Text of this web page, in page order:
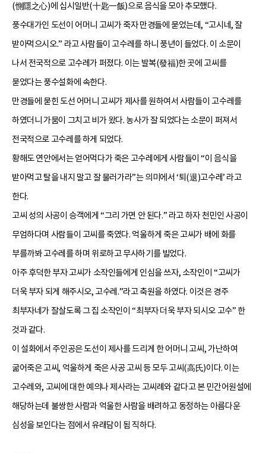
(惻隱之心)에 십시일반(十匙一飯)으로 음식을 모아 추모했다.
풍수대가인 도선이 어머니 고씨가 죽자 만경들에 묻었는데, “고시네, 잘
받아먹으시오.” 라고 사람들이 고수레를 하니 풍년이 들었다. 이 소문이
나서 전국적으로 고수레가 퍼졌다. 이는 발복(發福)한 곳에 고씨를
묻었다는 풍수설화에 속한다.
만경들에 묻힌 도선 어머니 고씨가 제사를 원하여서 사람들이 고수레를
하였더니 가뭄이 그치고 비가 왔다. 농사가 잘 되었다는 소문이 퍼져서
전국적으로 고수레를 하게 되었다.
황해도 연안에서는 얻어먹다가 죽은 고수레에게 사람들이 “이 음식을
받아먹고 탈을 내지 말고 잘 물러가라”는 의미에서 ‘퇴(退)고수레’ 라고
한다.
고씨 성의 사공이 승객에게 “그리 가면 안 된다.” 라고 하자 천민인 사공이
무엄하다며 사람들이 고씨를 죽였다. 억울하게 죽은 고씨가 배에 화를
부를까봐 고수레를 하며 위로하고 무사하기를 빌었다.
아주 후덕한 부자 고씨가 소작인들에게 인심을 쓰자, 소작인이 “고씨가
더욱 부자 되게 해주시오, 고수레.”라고 축원을 하였다. 이것은 경주
최부자네가 잘살도록 그 집 소작인이 “최부자 더욱 부자 되시오 고수” 한
것과 같다.
이 설화에서 주인공은 도선이 제사를 드리게 한 어머니 고씨, 가난하여
굶어죽은 고씨, 억울하게 죽은 사공 고씨 등 모두 고씨(高氏)이다. 이는
고수레와, 고씨에 대한 예의나 제사라는 고씨례와 같다고 본 민간어원설에
해당하는데 불쌍한 사람과 억울한 사람을 배려하고 동정하는 아름다운
심성을 보인다는 점에서 유래담이 됨 직하다.